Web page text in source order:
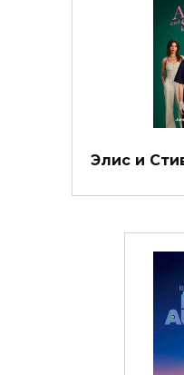
Элис и